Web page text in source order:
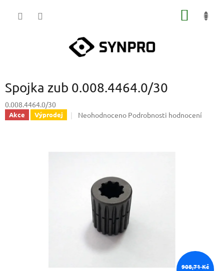
Spojka zub 0.008.4464.0/30
0.008.4464.0/30
Akce Výprodej
Průměrné
hvězdiček.
Neohodnoceno Podrobnosti hodnocení
908,71 Kč